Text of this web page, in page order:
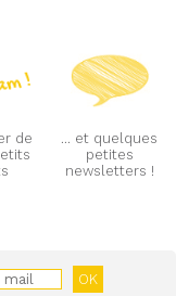
de
... et quelques
petites
newsletters !